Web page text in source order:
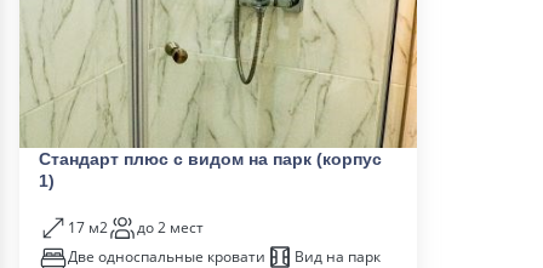
Стандарт плюс с видом на парк (корпус
1)
17 м2
до 2 мест
Две односпальные кровати
Вид на парк